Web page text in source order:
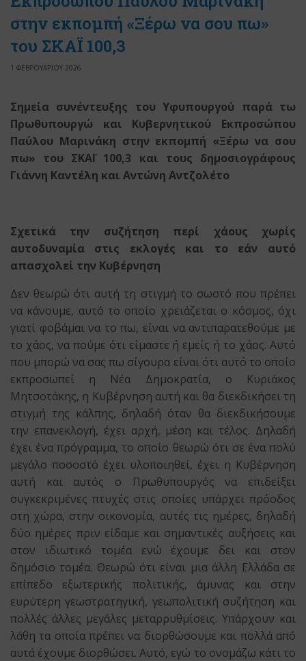
στην εκπομπή «Ξέρω να σου πω»
του ΣΚΑΪ 100,3
1 ΦΕΒΡΟΥΑΡΙΟΥ 2026
Σημεία συνέντευξης του Υφυπουργού παρά τω
Πρωθυπουργώ και Κυβερνητικού Εκπροσώπου
Παύλου Μαρινάκη στην εκπομπή «Ξέρω να σου
πω» του ΣΚΑΪ 100,3 και τους δημοσιογράφους
Γιάννη Καντέλη και Αντώνη Αντζολέτο
Σχετικά την συζήτηση περί χάους χωρίς
αυτοδυναμία στις εκλογές και το εάν αυτό
απασχολεί την Κυβέρνηση
Δεν θεωρώ ότι αυτή τη στιγμή το σωστό που πρέπει
να κάνουμε, αυτό το οποίο χρειάζεται ο κόσμος, όχι
γιατί φοβάμαι να το πω, είναι να αντιπαρατεθούμε με
το χάος, να πούμε ότι είμαστε ή εμείς ή το χάος. Αυτό
που μπορώ να σας πω σίγουρα είναι ότι αυτό το οποίο
εκπροσωπεί η Νέα Δημοκρατία, ο Κυριάκος
Μητσοτάκης, η Κυβέρνηση αυτή και θα διεκδικήσει τη
στιγμή της κάλπης, δηλαδή όταν θα διεκδικήσουμε
την επανεκλογή, έχει αρχή, μέση και τέλος. Δηλαδή
έχει ένα πρόγραμμα, το οποίο θεωρώ ότι σε ένα πολύ
μεγάλο ποσοστό έχει υλοποιηθεί, έχει η Κυβέρνηση
αυτή και αυτός ο Πρωθυπουργός να επιδείξει
συγκεκριμένες πτυχές στις οποίες υπάρχει πρόοδος
στη χώρα, στην οικονομία, αυτές τις ημέρες, δηλαδή
δύο ημέρες πριν είδαμε και σημαντικές αυξήσεις και
στον ιδιωτικό τομέα ενώ έχουμε δει και στον
δημόσιο τομέα. Θεωρώ ότι είναι μια άλλη Ελλάδα σε
επίπεδο εξωτερικής πολιτικής, άμυνας και στην
ευρύτερη γεωστρατηγική, γεωπολιτική συζήτηση και
πολλές άλλες μεγάλες μεταρρυθμίσεις. Υπάρχουν και
λάθη τα οποία πρέπει να διορθώσουμε και πολλά από
αυτά έχουμε διορθώσει. Αυτό, εγώ το ονομάζω κάτι το